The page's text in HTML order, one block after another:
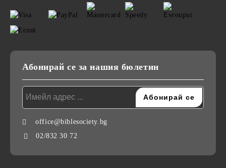
Абонирай се за нашия бюлетин
office@biblesociety.bg
02/832 30 72